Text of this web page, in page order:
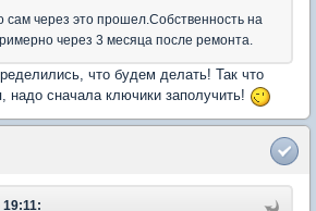
сам через это прошел.Собственность на
через 3 месяца после ремонта.
что будем делать! Так что
надо сначала ключики заполучить!
19:11: